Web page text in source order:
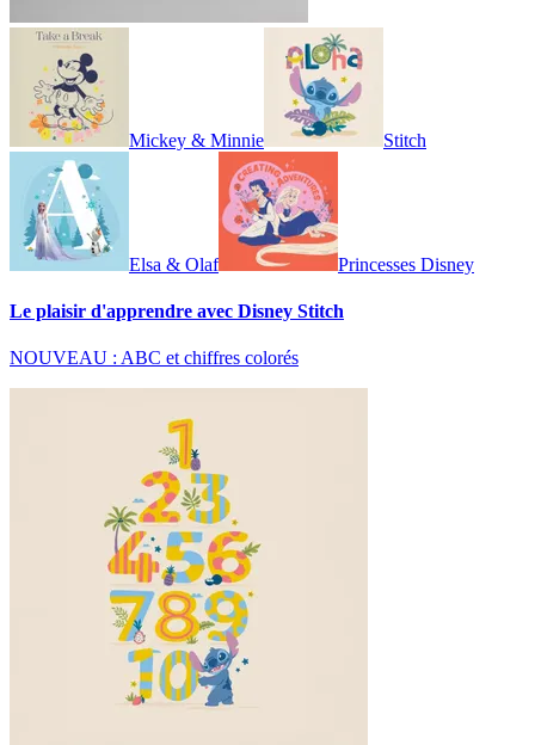
Mickey & Minnie Stitch
Elsa & Olaf Princesses Disney
Le plaisir d'apprendre avec Disney Stitch
NOUVEAU : ABC et chiffres colorés